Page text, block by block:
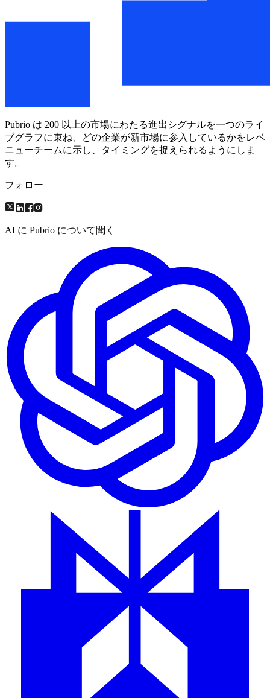
Pubrio は 200 以上の市場にわたる進出シグナルを一つのライ
ブグラフに束ね、どの企業が新市場に参入しているかをレベ
ニューチームに示し、タイミングを捉えられるようにしま
す。
フォロー
AI に Pubrio について聞く